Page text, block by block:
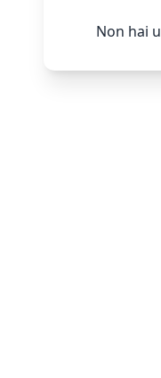
Non hai